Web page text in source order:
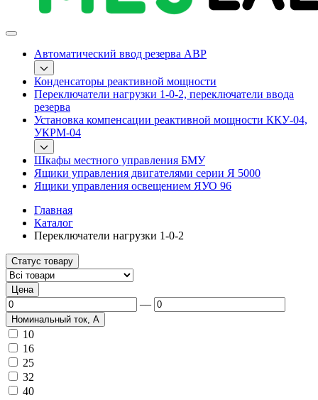
Автоматический ввод резерва АВР
Конденсаторы реактивной мощности
Переключатели нагрузки 1-0-2, переключатели ввода
резерва
Установка компенсации реактивной мощности ККУ-04,
УКРМ-04
Шкафы местного управления БМУ
Ящики управления двигателями серии Я 5000
Ящики управления освещением ЯУО 96
Главная
Каталог
Переключатели нагрузки 1-0-2
Статус товару
Цена
––
Номинальный ток, А
10
16
25
32
40